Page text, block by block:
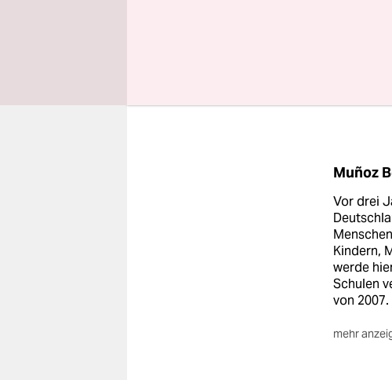
Muñoz
Vor drei
Kindern,
werde
Schulen
von 2007.
mehr